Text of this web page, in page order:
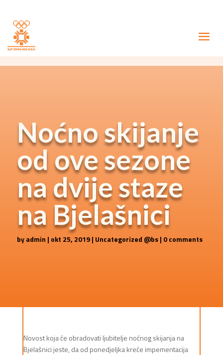
Noćno skijanje
od ove sezone
na dvije staze
na Bjelašnici
byadmin | okt 25, 2019| Uncategorized @bs| 0 comments
Novost koja će obradovati ljubitelje noćnog skijanja na
Bjelašnici jeste, da od ponedjeljka kreće impementacija